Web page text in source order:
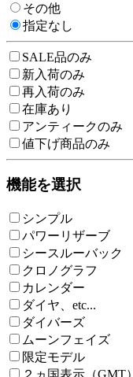
その他
指定なし
SALE品のみ
新入荷のみ
再入荷のみ
在庫あり
アンティークのみ
値下げ商品のみ
機能を選択
シンプル
パワーリザーブ
シースルーバック
クロノグラフ
カレンダー
ダイヤ、etc...
ダイバーズ
ムーンフェイズ
限定モデル